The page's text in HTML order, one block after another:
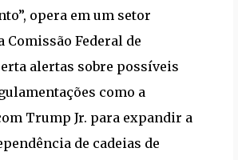
opera em um setor
Comissão Federal de
alertas sobre possíveis
como a
Trump Jr. para expandir a
de cadeias de